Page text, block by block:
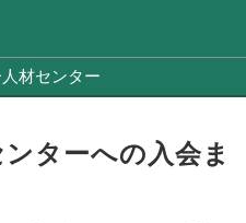
材センター
ターへの入会ま